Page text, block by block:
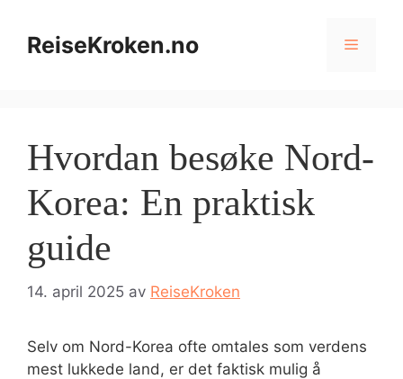
innholdReiseKroken.no Meny
Hvordan besøke Nord-
Korea: En praktisk
guide
14. april 2025 av ReiseKroken
Selv om Nord-Korea ofte omtales som verdens
mest lukkede land, er det faktisk mulig å